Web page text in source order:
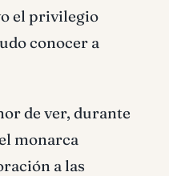
el privilegio
conocer a
de ver, durante
monarca
a las